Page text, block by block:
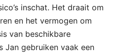
inschat. Het draait om
en het vermogen om
van beschikbare
Jan gebruiken vaak een